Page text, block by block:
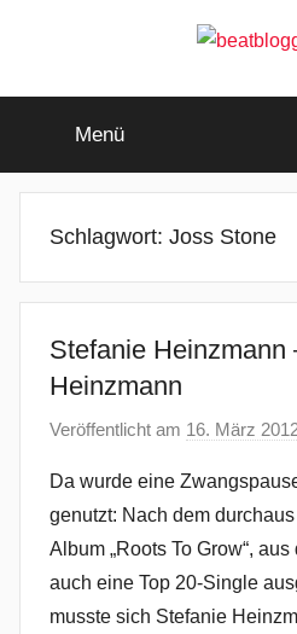
beat
goes
Menü
Schlagwort: Joss Stone
Stefanie Heinzmann
Heinzmann
Veröffentlicht am 16. März
Da wurde eine
genutzt: Nach dem
Album „Roots To Grow“,
auch eine Top 20-Single
musste sich Stefanie